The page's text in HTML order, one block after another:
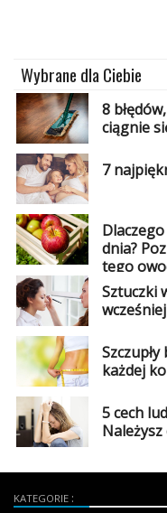
Wybrane dla Ciebie
8
ciągnie
7
dnia?
tego
Sztuczki
każdej
5 cech
Należysz
KATEGORIE